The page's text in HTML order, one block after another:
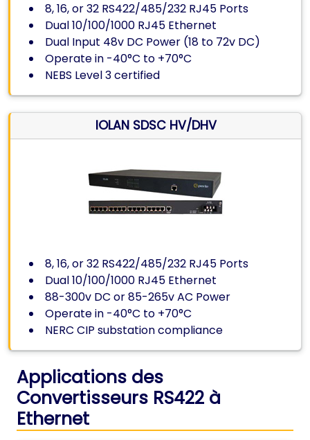
8, 16, or 32 RS422/485/232 RJ45 Ports
Dual 10/100/1000 RJ45 Ethernet
Dual Input 48v DC Power (18 to 72v DC)
Operate in -40°C to +70°C
NEBS Level 3 certified
IOLAN SDSC HV/DHV
8, 16, or 32 RS422/485/232 RJ45 Ports
Dual 10/100/1000 RJ45 Ethernet
88-300v DC or 85-265v AC Power
Operate in -40°C to +70°C
NERC CIP substation compliance
Applications des
Convertisseurs RS422 à
Ethernet